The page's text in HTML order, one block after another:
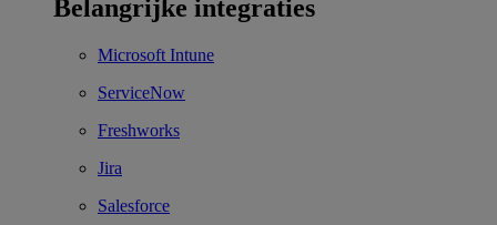
Belangrijke integraties
Microsoft Intune
ServiceNow
Freshworks
Jira
Salesforce